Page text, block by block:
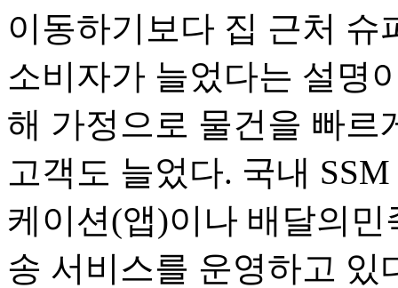
이동하기보다 집 근처 슈
소비자가 늘었다는 설명
해 가정으로 물건을 빠르
고객도 늘었다. 국내
케이션(앱)이나 배달의
송 서비스를 운영하고 있